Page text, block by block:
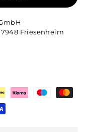
Friesenheim